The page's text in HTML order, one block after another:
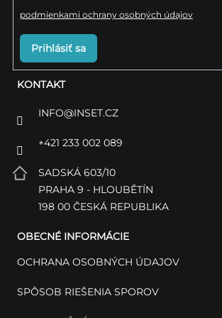
KONTAKT
INFO@INSET.CZ
+421 233 002 089
SADSKÁ 603/10
PRAHA 9 - HLOUBĚTÍN
198 00 ČESKÁ REPUBLIKA
OBECNÉ INFORMÁCIE
OCHRANA OSOBNÝCH ÚDAJOV
SPÔSOB RIEŠENIA SPOROV
podmienkami ochrany osobných údajov
Prihlásiť sa